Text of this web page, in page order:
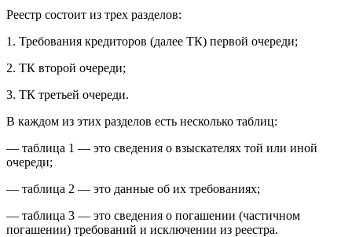
Реестр состоит из трех разделов:
1. Требования кредиторов (далее ТК) первой очереди;
2. ТК второй очереди;
3. ТК третьей очереди.
В каждом из этих разделов есть несколько таблиц:
— таблица 1 — это сведения о взыскателях той или иной
очереди;
— таблица 2 — это данные об их требованиях;
— таблица 3 — это сведения о погашении (частичном
погашении) требований и исключении из реестра.